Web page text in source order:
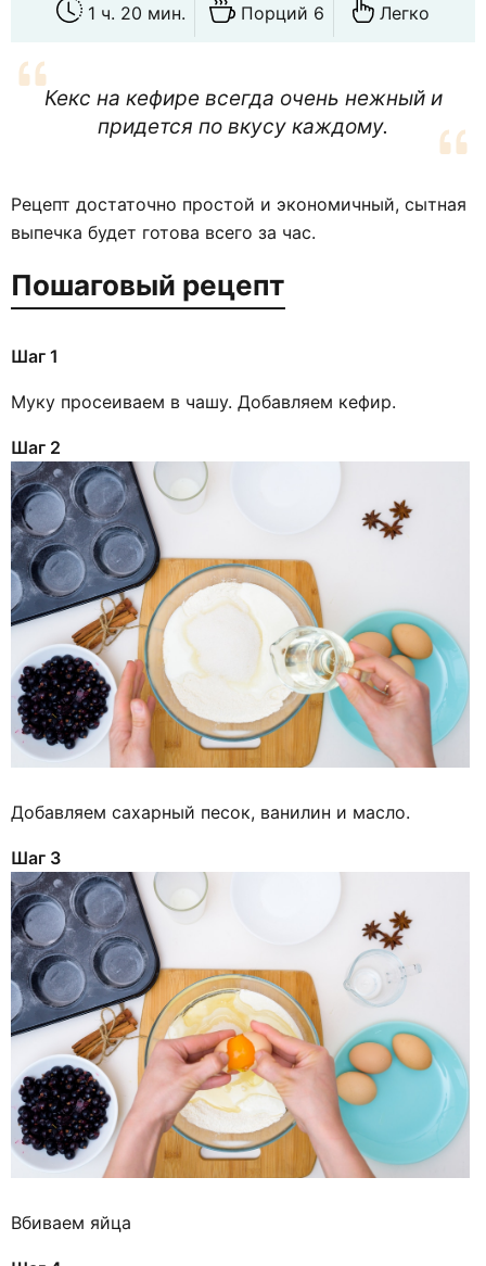
1 ч. 20 мин. Порций 6 Легко
Кекс на кефире всегда очень нежный и
придется по вкусу каждому.
Рецепт достаточно простой и экономичный, сытная
выпечка будет готова всего за час.
Пошаговый рецепт
Шаг 1
Муку просеиваем в чашу. Добавляем кефир.
Шаг 2
Добавляем сахарный песок, ванилин и масло.
Шаг 3
Вбиваем яйца